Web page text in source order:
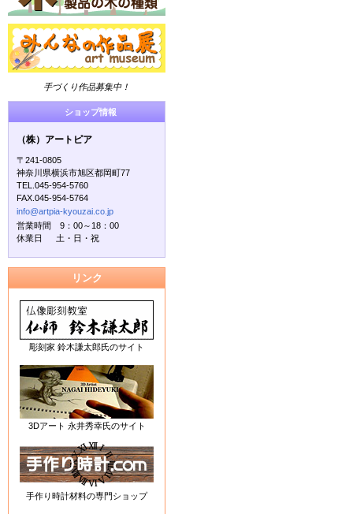
手づくり作品募集中！
ショップ情報
（株）アートピア
〒241-0805
神奈川県横浜市旭区都岡町77
TEL.045-954-5760
FAX.045-954-5764
info@artpia-kyouzai.co.jp
営業時間 9：00～18：00
休業日 土・日・祝
リンク
彫刻家 鈴木謙太郎氏のサイト
3Dアート 永井秀幸氏のサイト
手作り時計材料の専門ショップ